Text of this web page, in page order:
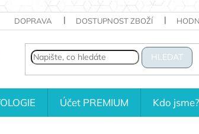
DOPRAVA DOSTUPNOST ZBOŽÍ
HLEDAT
Účet PREMIUM Kdo jsme?